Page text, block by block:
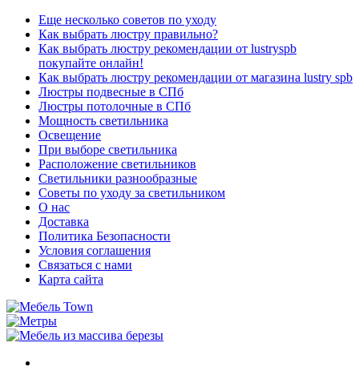
Еще несколько советов по уходу
Как выбрать люстру правильно?
Как выбрать люстру рекомендации от lustryspb
покупайте онлайн!
Как выбрать люстру рекомендации от магазина lustry spb
Люстры подвесные в СПб
Люстры потолочные в СПб
Мощность светильника
Освещение
При выборе светильника
Расположение светильников
Светильники разнообразные
Советы по уходу за светильником
О нас
Доставка
Политика Безопасности
Условия соглашения
Связаться с нами
Карта сайта